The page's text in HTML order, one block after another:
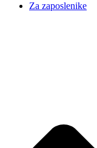
Za zaposlenike